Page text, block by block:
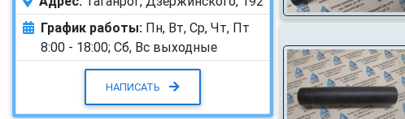
График работы: Пн, Вт, Ср, Чт, Пт
8:00 - 18:00; Сб, Вс выходные
НАПИСАТЬ